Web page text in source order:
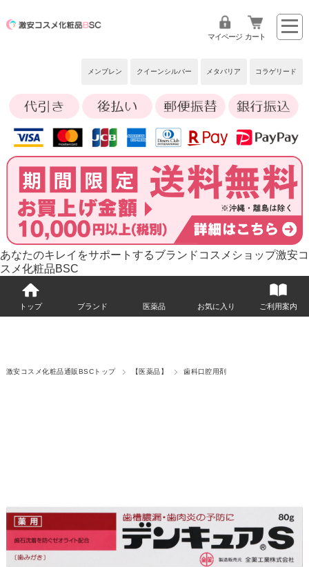
メンブレン クイーンシルバー メタバリア コラゲリード
マイページ カート
あなたのキレイをサポートするブランドコスメショップ激安コ
スメ化粧品BSC
トップ ブランド 医薬品 お気に入り ご利用案内
激安コスメ化粧品通販BSCトップ 【医薬品】 歯科口腔用剤